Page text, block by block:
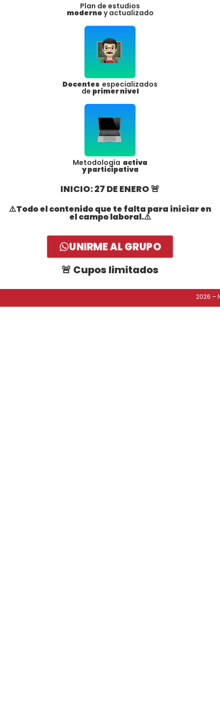
Plan de estudios
moderno y actualizado
Docentes especializados
de primer nivel
Metodología activa
y participativa
INICIO: 27 DE ENERO 🚨
⚠️Todo el contenido que te falta para iniciar en
el campo laboral.⚠️
UNIRME AL GRUPO
🚨 Cupos limitados
2026 –